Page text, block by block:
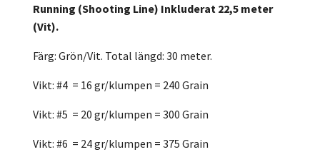
Running (Shooting Line) Inkluderat 22,5 meter
(Vit).
Färg: Grön/Vit. Total längd: 30 meter.
Vikt: #4 = 16 gr/klumpen = 240 Grain
Vikt: #5 = 20 gr/klumpen = 300 Grain
Vikt: #6 = 24 gr/klumpen = 375 Grain